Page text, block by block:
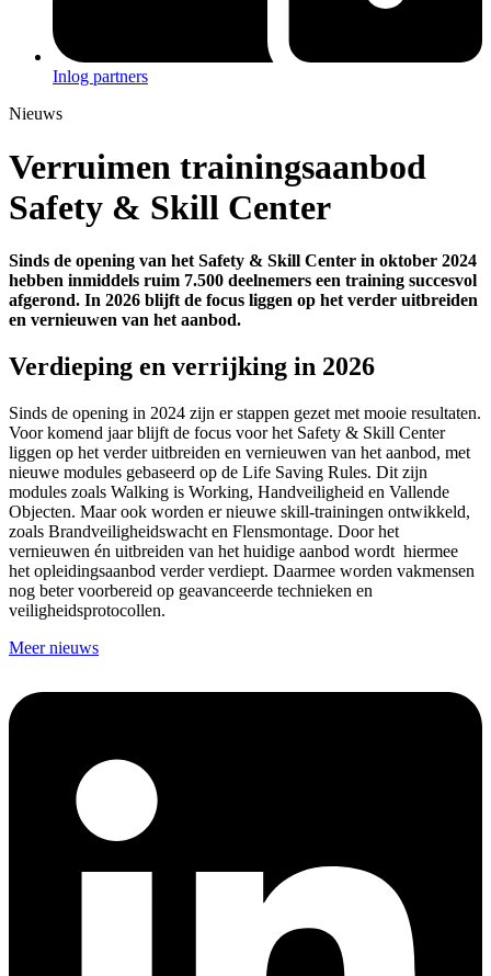
Inlog partners
Nieuws
Verruimen trainingsaanbod
Safety & Skill Center
Sinds de opening van het Safety & Skill Center in oktober 2024
hebben inmiddels ruim 7.500 deelnemers een training succesvol
afgerond. In 2026 blijft de focus liggen op het verder uitbreiden
en vernieuwen van het aanbod.
Verdieping en verrijking in 2026
Sinds de opening in 2024 zijn er stappen gezet met mooie resultaten.
Voor komend jaar blijft de focus voor het Safety & Skill Center
liggen op het verder uitbreiden en vernieuwen van het aanbod, met
nieuwe modules gebaseerd op de Life Saving Rules. Dit zijn
modules zoals Walking is Working, Handveiligheid en Vallende
Objecten. Maar ook worden er nieuwe skill-trainingen ontwikkeld,
zoals Brandveiligheidswacht en Flensmontage. Door het
vernieuwen én uitbreiden van het huidige aanbod wordt hiermee
het opleidingsaanbod verder verdiept. Daarmee worden vakmensen
nog beter voorbereid op geavanceerde technieken en
veiligheidsprotocollen.
Meer nieuws